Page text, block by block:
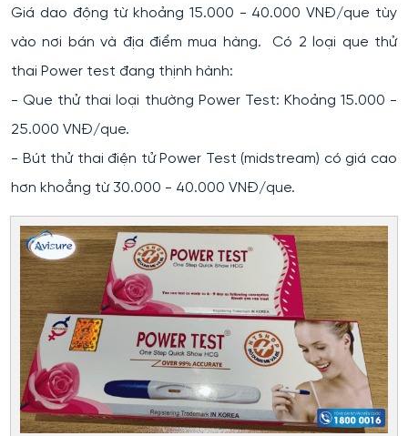
Giá dao động từ khoảng 15.000 - 40.000 VNĐ/que tùy
vào nơi bán và địa điểm mua hàng. Có 2 loại que thử
thai Power test đang thịnh hành:
- Que thử thai loại thường Power Test: Khoảng 15.000 -
25.000 VNĐ/que.
- Bút thử thai điện tử Power Test (midstream) có giá cao
hơn khoẳng từ 30.000 - 40.000 VNĐ/que.